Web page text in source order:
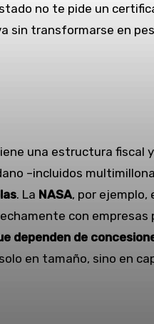
no te pide un
sin transformarse en
una estructura fiscal
–incluidos
. La NASA, por ejemplo,
con
dependen de
en tamaño, sino en